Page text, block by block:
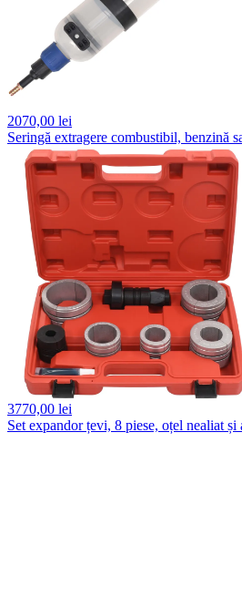
2070,00 lei
Seringă extragere combustibil, benzină
3770,00 lei
Set expandor țevi, 8 piese, oțel nealiat și